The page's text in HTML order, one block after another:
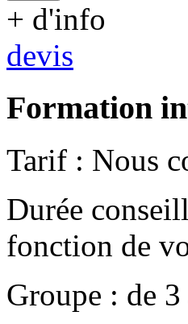
+ d'info
devis
Formation
Tarif : Nous
Durée
fonction de
Groupe : de 3